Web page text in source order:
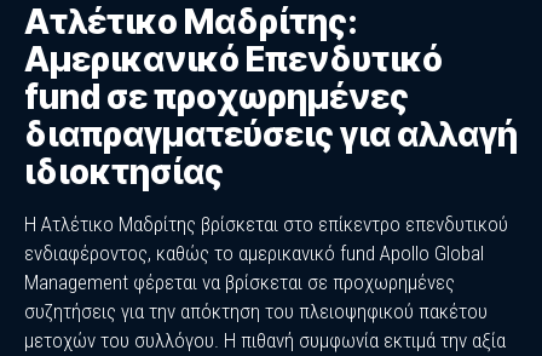
Ατλέτικο Μαδρίτης:
Αμερικανικό Επενδυτικό
fund σε προχωρημένες
διαπραγματεύσεις για αλλαγή
ιδιοκτησίας
Η Ατλέτικο Μαδρίτης βρίσκεται στο επίκεντρο επενδυτικού
ενδιαφέροντος, καθώς το αμερικανικό fund Apollo Global
Management φέρεται να βρίσκεται σε προχωρημένες
συζητήσεις για την απόκτηση του πλειοψηφικού πακέτου
μετοχών του συλλόγου. Η πιθανή συμφωνία εκτιμά την αξία